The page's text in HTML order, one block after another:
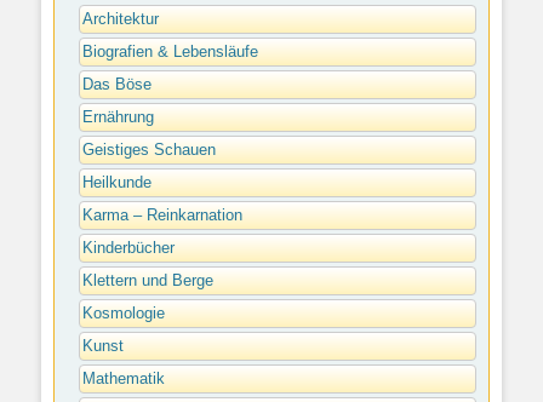
Architektur
Biografien & Lebensläufe
Das Böse
Ernährung
Geistiges Schauen
Heilkunde
Karma – Reinkarnation
Kinderbücher
Klettern und Berge
Kosmologie
Kunst
Mathematik